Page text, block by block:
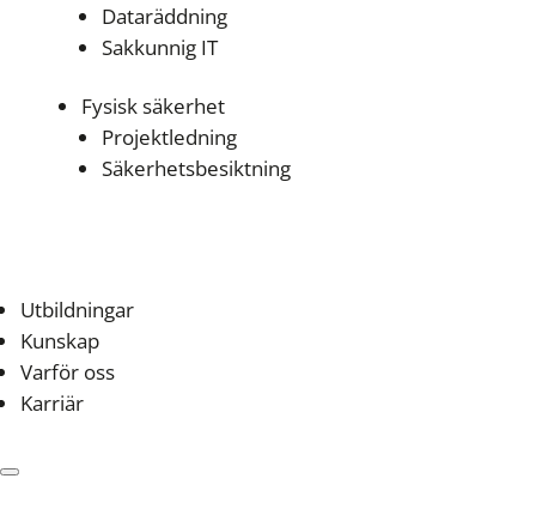
Dataräddning
Sakkunnig IT
Fysisk säkerhet
Projektledning
Säkerhetsbesiktning
Utbildningar
Kunskap
Varför oss
Karriär